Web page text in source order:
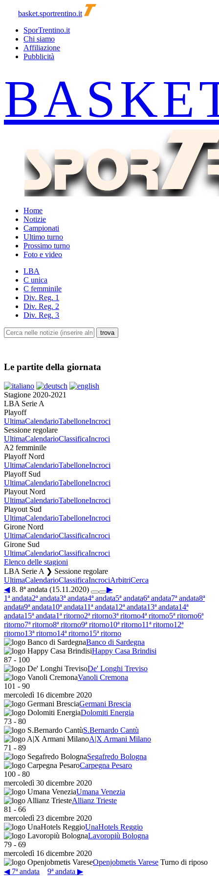
basket.sportrentino.it
SporTrentino.it
Chi siamo
Affiliazione
Pubblicità
Home
Notizie
Campionati
Ultimo turno
Prossimo turno
Foto e video
LBA
C unica
C femminile
Div. Reg. 1
Div. Reg. 2
Div. Reg. 3
Le partite della giornata
Stagione 2020-2021
LBA Serie A
Playoff
UltimaCalendarioTabelloneIncroci
Sessione regolare
UltimaCalendarioClassificaIncroci
A2 femminile
Playoff Nord
UltimaCalendarioTabelloneIncroci
Playoff Sud
UltimaCalendarioTabelloneIncroci
Playout Nord
UltimaCalendarioTabelloneIncroci
Playout Sud
UltimaCalendarioTabelloneIncroci
Girone Nord
UltimaCalendarioClassificaIncroci
Girone Sud
UltimaCalendarioClassificaIncroci
Elenco delle stagioni
LBA Serie A ❯ Sessione regolare
UltimaCalendarioClassificaIncrociArbitriCerca
◀8. 8ª andata (15.11.2020)
▶
1ª andata2ª andata3ª andata4ª andata5ª andata6ª andata7ª andata8ª
andata9ª andata10ª andata11ª andata12ª andata13ª andata14ª
andata15ª andata1ª ritorno2ª ritorno3ª ritorno4ª ritorno5ª ritorno6ª
ritorno7ª ritorno8ª ritorno9ª ritorno10ª ritorno11ª ritorno12ª
ritorno13ª ritorno14ª ritorno15ª ritorno
Banco di Sardegna
Happy Casa Brindisi
87 - 100
De' Longhi Treviso
Vanoli Cremona
101 - 90
mercoledì 16 dicembre 2020
Germani Brescia
Dolomiti Energia
73 - 80
S.Bernardo Cantù
A|X Armani Milano
71 - 89
Segafredo Bologna
Carpegna Pesaro
100 - 80
mercoledì 30 dicembre 2020
Umana Venezia
Allianz Trieste
81 - 66
mercoledì 23 dicembre 2020
UnaHotels Reggio
Lavoropiù Bologna
79 - 69
mercoledì 16 dicembre 2020
Openjobmetis Varese Turno di riposo
◀ 7ª andata
9ª andata ▶